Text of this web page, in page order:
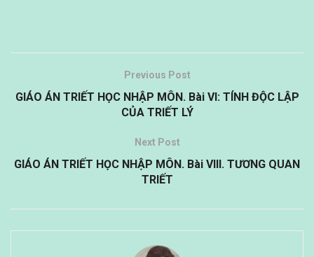
Previous Post
GIÁO ÁN TRIẾT HỌC NHẬP MÔN. Bài VI: TÍNH ĐỘC LẬP
CỦA TRIẾT LÝ
Next Post
GIÁO ÁN TRIẾT HỌC NHẬP MÔN. Bài VIII. TƯƠNG QUAN
TRIẾT